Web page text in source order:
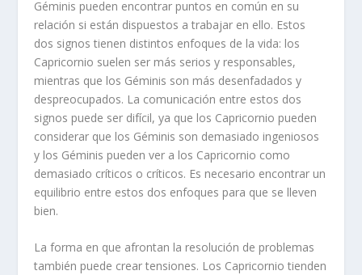
Géminis pueden encontrar puntos en común en su
relación si están dispuestos a trabajar en ello. Estos
dos signos tienen distintos enfoques de la vida: los
Capricornio suelen ser más serios y responsables,
mientras que los Géminis son más desenfadados y
despreocupados. La comunicación entre estos dos
signos puede ser difícil, ya que los Capricornio pueden
considerar que los Géminis son demasiado ingeniosos
y los Géminis pueden ver a los Capricornio como
demasiado críticos o críticos. Es necesario encontrar un
equilibrio entre estos dos enfoques para que se lleven
bien.
La forma en que afrontan la resolución de problemas
también puede crear tensiones. Los Capricornio tienden